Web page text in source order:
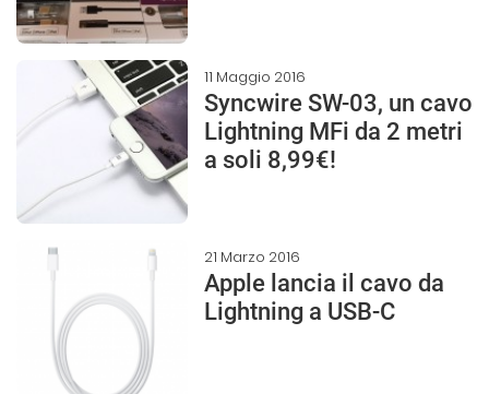
11 Maggio 2016
Syncwire SW-03, un cavo
Lightning MFi da 2 metri
a soli 8,99€!
21 Marzo 2016
Apple lancia il cavo da
Lightning a USB-C